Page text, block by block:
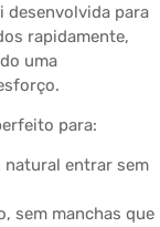
desenvolvida para
rapidamente,
uma
para:
natural entrar sem
sem manchas que